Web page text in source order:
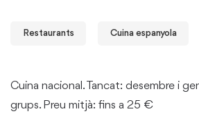
Restaurants Cuina espanyola
Cuina nacional. Tancat: desembre i
grups. Preu mitjà: fins a 25 €